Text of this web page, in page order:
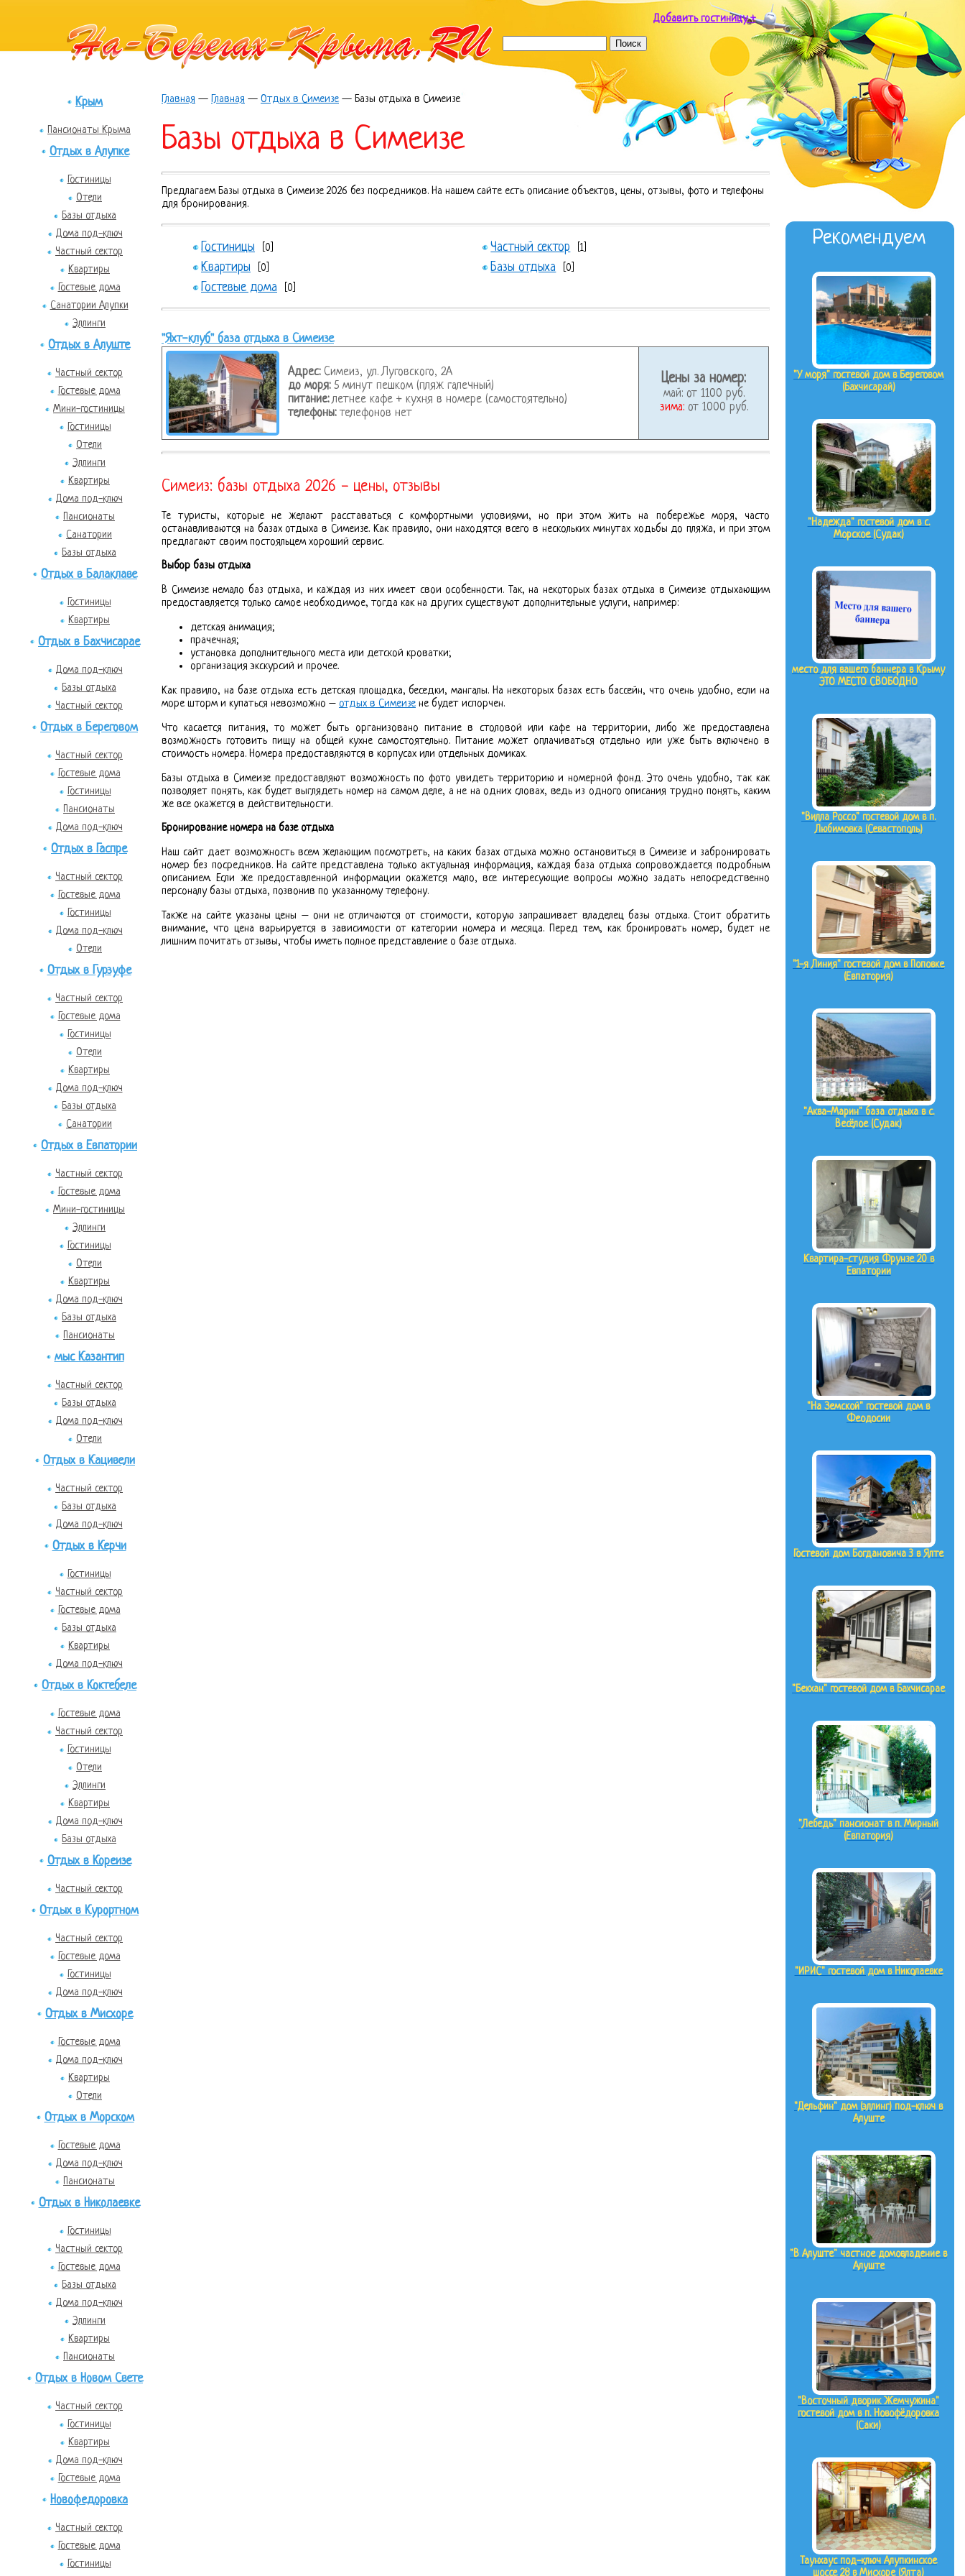
Добавить гостиницу +
Крым
Пансионаты Крыма
Отдых в Алупке
Гостиницы
Отели
Базы отдыха
Дома под-ключ
Частный сектор
Квартиры
Гостевые дома
Санатории Алупки
Эллинги
Отдых в Алуште
Частный сектор
Гостевые дома
Мини-гостиницы
Гостиницы
Отели
Эллинги
Квартиры
Дома под-ключ
Пансионаты
Санатории
Базы отдыха
Отдых в Балаклаве
Гостиницы
Квартиры
Отдых в Бахчисарае
Дома под-ключ
Базы отдыха
Частный сектор
Отдых в Береговом
Частный сектор
Гостевые дома
Гостиницы
Пансионаты
Дома под-ключ
Отдых в Гаспре
Частный сектор
Гостевые дома
Гостиницы
Дома под-ключ
Отели
Отдых в Гурзуфе
Частный сектор
Гостевые дома
Гостиницы
Отели
Квартиры
Дома под-ключ
Базы отдыха
Санатории
Отдых в Евпатории
Частный сектор
Гостевые дома
Мини-гостиницы
Эллинги
Гостиницы
Отели
Квартиры
Дома под-ключ
Базы отдыха
Пансионаты
мыс Казантип
Частный сектор
Базы отдыха
Дома под-ключ
Отели
Отдых в Кацивели
Частный сектор
Базы отдыха
Дома под-ключ
Отдых в Керчи
Гостиницы
Частный сектор
Гостевые дома
Базы отдыха
Квартиры
Дома под-ключ
Отдых в Коктебеле
Гостевые дома
Частный сектор
Гостиницы
Отели
Эллинги
Квартиры
Дома под-ключ
Базы отдыха
Отдых в Кореизе
Частный сектор
Отдых в Курортном
Частный сектор
Гостевые дома
Гостиницы
Дома под-ключ
Отдых в Мисхоре
Гостевые дома
Дома под-ключ
Квартиры
Отели
Отдых в Морском
Гостевые дома
Дома под-ключ
Пансионаты
Отдых в Николаевке
Гостиницы
Частный сектор
Гостевые дома
Базы отдыха
Дома под-ключ
Эллинги
Квартиры
Пансионаты
Отдых в Новом Свете
Частный сектор
Гостиницы
Квартиры
Дома под-ключ
Гостевые дома
Новофедоровка
Частный сектор
Гостевые дома
Гостиницы
Главная — Главная — Отдых в Симеизе — Базы отдыха в Симеизе
Базы отдыха в Симеизе
Предлагаем Базы отдыха в Симеизе 2026 без посредников. На нашем сайте есть описание объектов, цены, отзывы, фото и телефоны
для бронирования.
Гостиницы [0] Частный сектор [1]
Квартиры [0] Базы отдыха [0]
Гостевые дома [0]
"Яхт-клуб" база отдыха в Симеизе
Адрес:Симеиз, ул. Луговского, 2А
до моря:5 минут пешком (пляж галечный)
питание:летнее кафе + кухня в номере (самостоятельно)
телефоны:телефонов нет
Цены за номер:
май: от 1100 руб.
зима:от 1000 руб.
Симеиз: базы отдыха 2026 - цены, отзывы
Те туристы, которые не желают расставаться с комфортными условиями, но при этом жить на побережье моря, часто
останавливаются на базах отдыха в Симеизе. Как правило, они находятся всего в нескольких минутах ходьбы до пляжа, и при этом
предлагают своим постояльцем хороший сервис.
Выбор базы отдыха
В Симеизе немало баз отдыха, и каждая из них имеет свои особенности. Так, на некоторых базах отдыха в Симеизе отдыхающим
предоставляется только самое необходимое, тогда как на других существуют дополнительные услуги, например:
детская анимация;
прачечная;
установка дополнительного места или детской кроватки;
организация экскурсий и прочее.
Как правило, на базе отдыха есть детская площадка, беседки, мангалы. На некоторых базах есть бассейн, что очень удобно, если на
море шторм и купаться невозможно – отдых в Симеизе не будет испорчен.
Что касается питания, то может быть организовано питание в столовой или кафе на территории, либо же предоставлена
возможность готовить пищу на общей кухне самостоятельно. Питание может оплачиваться отдельно или уже быть включено в
стоимость номера. Номера предоставляются в корпусах или отдельных домиках.
Базы отдыха в Симеизе предоставляют возможность по фото увидеть территорию и номерной фонд. Это очень удобно, так как
позволяет понять, как будет выглядеть номер на самом деле, а не на одних словах, ведь из одного описания трудно понять, каким
же все окажется в действительности.
Бронирование номера на базе отдыха
Наш сайт дает возможность всем желающим посмотреть, на каких базах отдыха можно остановиться в Симеизе и забронировать
номер без посредников. На сайте представлена только актуальная информация, каждая база отдыха сопровождается подробным
описанием. Если же предоставленной информации окажется мало, все интересующие вопросы можно задать непосредственно
персоналу базы отдыха, позвонив по указанному телефону.
Также на сайте указаны цены – они не отличаются от стоимости, которую запрашивает владелец базы отдыха. Стоит обратить
внимание, что цена варьируется в зависимости от категории номера и месяца. Перед тем, как бронировать номер, будет не
лишним почитать отзывы, чтобы иметь полное представление о базе отдыха.
Рекомендуем
"У моря" гостевой дом в Береговом
(Бахчисарай)
"Надежда" гостевой дом в с.
Морское (Судак)
место для вашего баннера в Крыму
ЭТО МЕСТО СВОБОДНО
"Вилла Россо" гостевой дом в п.
Любимовка (Севастополь)
"1-я Линия" гостевой дом в Поповке
(Евпатория)
"Аква-Марин" база отдыха в с.
Весёлое (Судак)
Квартира-студия Фрунзе 20 в
Евпатории
"На Земской" гостевой дом в
Феодосии
Гостевой дом Богдановича 3 в Ялте
"Бекхан" гостевой дом в Бахчисарае
"Лебедь" пансионат в п. Мирный
(Евпатория)
"ИРИС" гостевой дом в Николаевке
"Дельфин" дом (эллинг) под-ключ в
Алуште
"В Алуште" частное домовладение в
Алуште
"Восточный дворик Жемчужина"
гостевой дом в п. Новофёдоровка
(Саки)
Таунхаус под-ключ Алупкинское
шоссе 28 в Мисхоре (Ялта)